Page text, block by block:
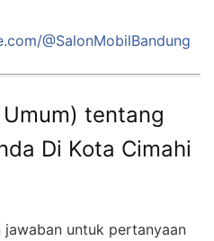
@SalonMobilBandung
tentang
Di Kota Cimahi
untuk pertanyaan